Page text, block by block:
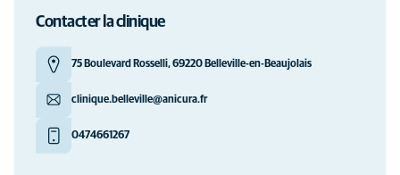
Contacter la clinique
75 Boulevard Rosselli, 69220 Belleville-en-Beaujolais
clinique.belleville@anicura.fr
0474661267